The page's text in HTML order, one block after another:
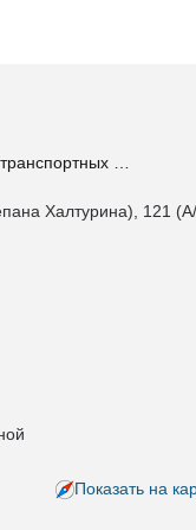
…
Халтурина), 121 (А/
Показать на